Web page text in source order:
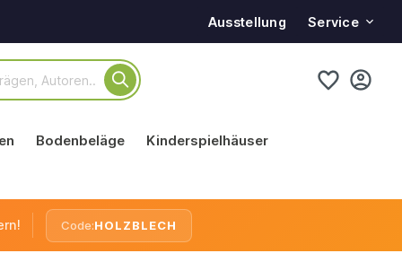
Ausstellung Service
Bodenbeläge Kinderspielhäuser
Code:HOLZBLECH